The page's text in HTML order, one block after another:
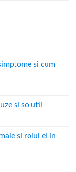
si cum
si solutii
si rolul ei in